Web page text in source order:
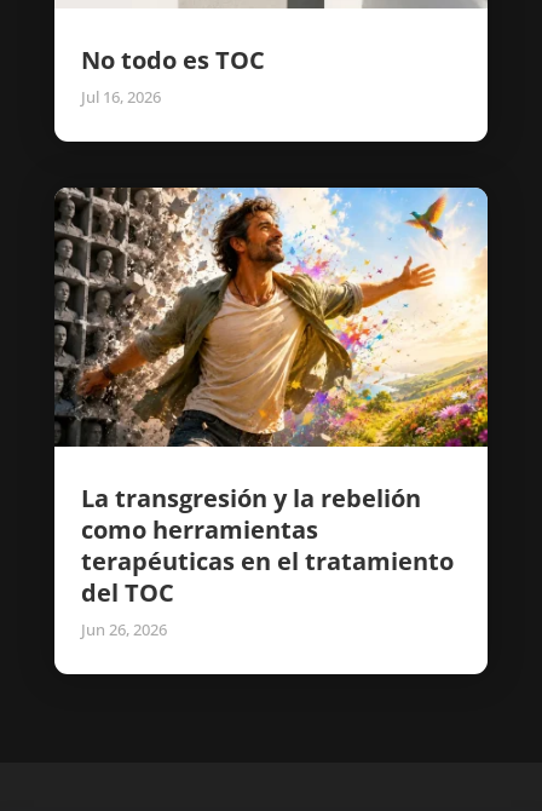
No todo es TOC
Jul 16, 2026
La transgresión y la rebelión
como herramientas
terapéuticas en el tratamiento
del TOC
Jun 26, 2026